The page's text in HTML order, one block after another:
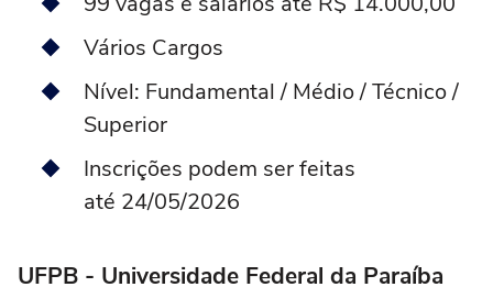
Vários Cargos
Nível: Fundamental / Médio / Técnico /
Superior
Inscrições podem ser feitas
até 24/05/2026
UFPB - Universidade Federal da Paraíba